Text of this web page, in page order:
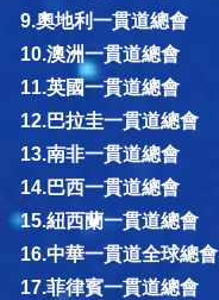
9.奧地利一貫道總會
10.澳洲一貫道總會
11.英國一貫道總會
12.巴拉圭一貫道總會
13.南非一貫道總會
14.巴西一貫道總會
15.紐西蘭一貫道總會
16.中華一貫道全球總會
17.菲律賓一貫道總會